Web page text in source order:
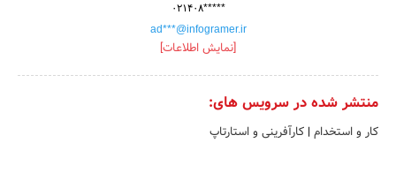
۰۲۱۴۰۸*****
ad***@infogramer.ir
[نمایش اطلاعات]
منتشر شده در سرویس های:
کار و استخدام | کارآفرینی و استارتاپ